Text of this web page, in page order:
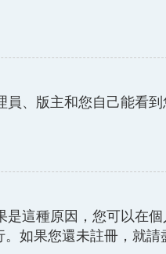
、版主和您自己能看
這種原因，您可以在
如果您還未註冊，就請